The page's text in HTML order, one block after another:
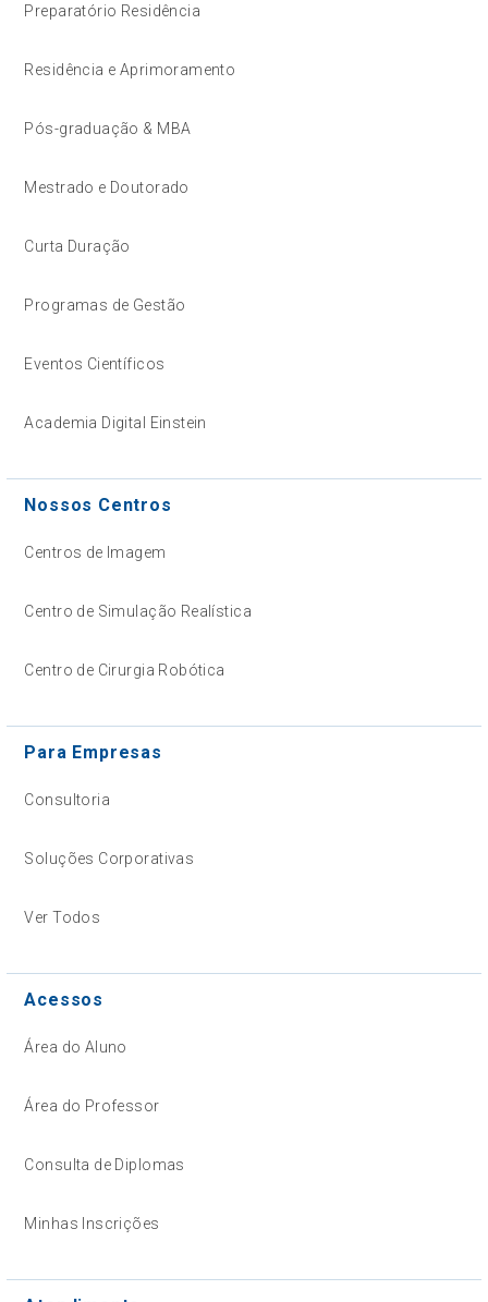
Preparatório Residência
Residência e Aprimoramento
Pós-graduação & MBA
Mestrado e Doutorado
Curta Duração
Programas de Gestão
Eventos Científicos
Academia Digital Einstein
Nossos Centros
Centros de Imagem
Centro de Simulação Realística
Centro de Cirurgia Robótica
Para Empresas
Consultoria
Soluções Corporativas
Ver Todos
Acessos
Área do Aluno
Área do Professor
Consulta de Diplomas
Minhas Inscrições